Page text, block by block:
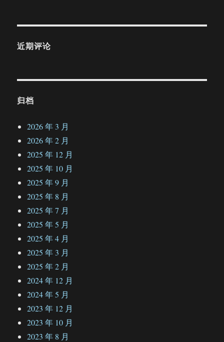
近期评论
归档
2026 年 3 月
2026 年 2 月
2025 年 12 月
2025 年 10 月
2025 年 9 月
2025 年 8 月
2025 年 7 月
2025 年 5 月
2025 年 4 月
2025 年 3 月
2025 年 2 月
2024 年 12 月
2024 年 5 月
2023 年 12 月
2023 年 10 月
2023 年 8 月